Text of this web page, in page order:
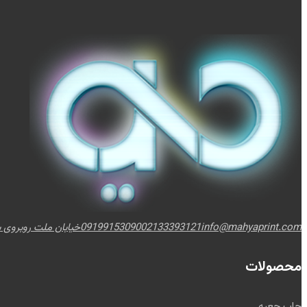
0919915309002133393121info@mahyaprint.com خیابان ملت روبروی
محصولات